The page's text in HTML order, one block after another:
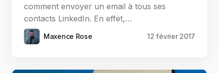
comment envoyer un email à tous ses
contacts LinkedIn. En effet,…
Maxence Rose 12 février 2017